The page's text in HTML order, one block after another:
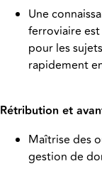
Une
ferroviaire
pour les
rapidement
Rétribution et
Maîtrise des
gestion de